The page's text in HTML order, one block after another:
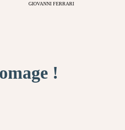
GIOVANNI FERRARI
!